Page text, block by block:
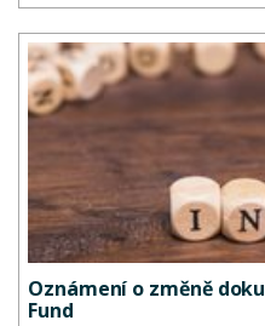
Oznámení o změně
Fund